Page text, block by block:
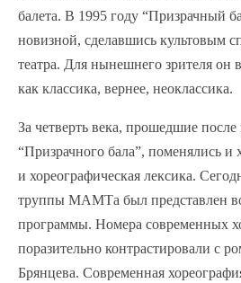
балета. В 1995 году “Призрачный
новизной, сделавшись культовым
театра. Для нынешнего зрителя он
как классика, вернее, неоклассика.
За четверть века, прошедшие
“Призрачного бала”, поменялись и
и хореографическая лексика.
труппы МАМТа был представлен
программы. Номера современных
поразительно контрастировали с
Брянцева. Современная